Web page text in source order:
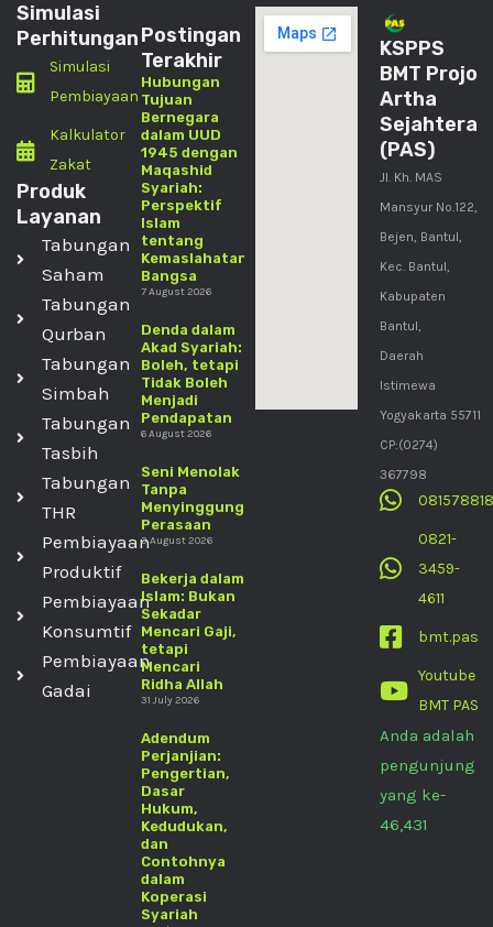
Simulasi
Perhitungan
Simulasi
Pembiayaan
Kalkulator
Zakat
Produk
Layanan
Tabungan
Saham
Tabungan
Qurban
Tabungan
Simbah
Tabungan
Tasbih
Tabungan
THR
Pembiayaan
Produktif
Pembiayaan
Konsumtif
Pembiayaan
Gadai
Postingan
Terakhir
Hubungan
Tujuan
Bernegara
dalam UUD
1945 dengan
Maqashid
Syariah:
Perspektif
Islam
tentang
Kemaslahatan
Bangsa
7 August 2026
Denda dalam
Akad Syariah:
Boleh, tetapi
Tidak Boleh
Menjadi
Pendapatan
6 August 2026
Seni Menolak
Tanpa
Menyinggung
Perasaan
3 August 2026
Bekerja dalam
Islam: Bukan
Sekadar
Mencari Gaji,
tetapi
Mencari
Ridha Allah
31 July 2026
Adendum
Perjanjian:
Pengertian,
Dasar
Hukum,
Kedudukan,
dan
Contohnya
dalam
Koperasi
Syariah
KSPPS
BMT Projo
Artha
Sejahtera
(PAS)
Jl. Kh. MAS
Mansyur No.122,
Bejen, Bantul,
Kec. Bantul,
Kabupaten
Bantul,
Daerah
Istimewa
Yogyakarta 55711
CP:(0274)
367798
0821-
3459-
4611
bmt.pas
Youtube
BMT PAS
Anda adalah
pengunjung
yang ke-
46,431